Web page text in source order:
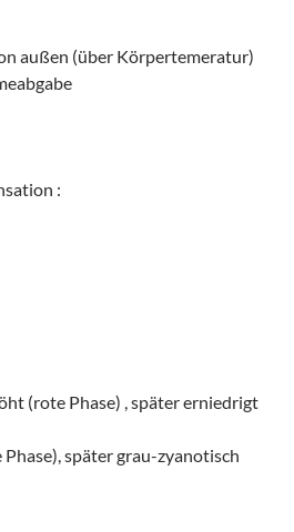
außen (über Körpertemeratur)
:
(rote Phase) , später erniedrigt
später grau-zyanotisch